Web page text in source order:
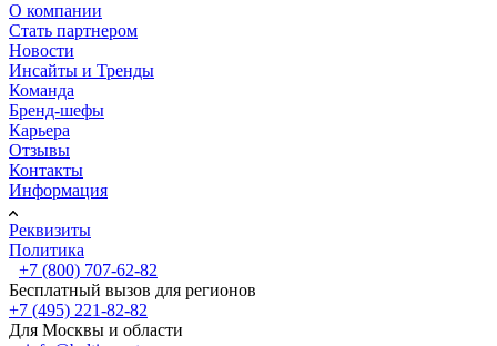
О компании
Стать партнером
Новости
Инсайты и Тренды
Команда
Бренд-шефы
Карьера
Отзывы
Контакты
Информация
Реквизиты
Политика
+7 (800) 707-62-82
Бесплатный вызов для регионов
+7 (495) 221-82-82
Для Москвы и области